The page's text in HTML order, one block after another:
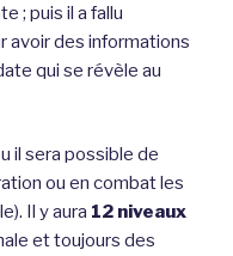
; puis il a fallu
avoir des informations
qui se révèle au
il sera possible de
ou en combat les
Il y aura 12 niveaux
et toujours des